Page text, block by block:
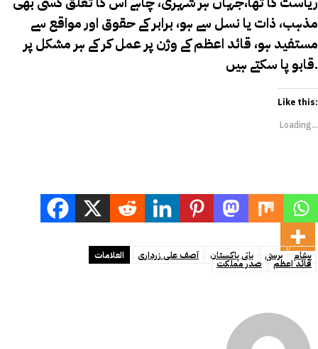
مذہب، ذات یا نسل سے ہو، برابر کے حقوق اور مواقع سے
مستفید ہو، قائد اعظم کے وژن پر عمل کر کے ہر مشکل پر
قابو پا سکتے ہیں.
Like this:
Loading...
العلامات آصف علی زرداری بانی پاکستان برسی پیغام
صدر مملکت قائد اعظم